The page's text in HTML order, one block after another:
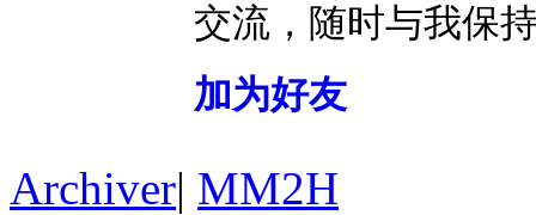
交流，随时与我保
加为好友
Archiver| MM2H